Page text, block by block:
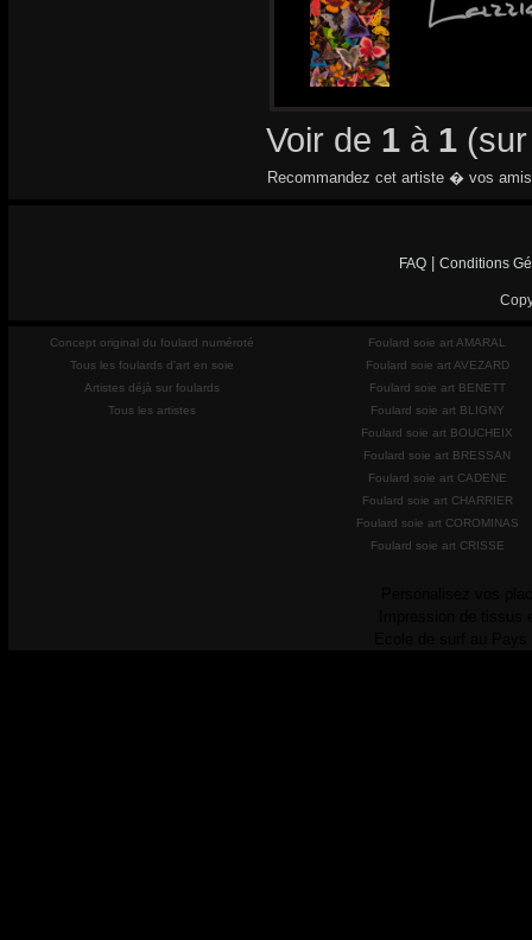
Voir de 1 à 1
Recommandez cet artiste � vos
FAQ Conditions
Concept original du foulard numéroté
Tous les foulards d'art en soie
Artistes déjà sur foulards
Tous les artistes
Foulard soie art AMARAL
Foulard soie art AVEZARD
Foulard soie art BENETT
Foulard soie art BLIGNY
Foulard soie art BOUCHEIX
Foulard soie art BRESSAN
Foulard soie art CADENE
Foulard soie art CHARRIER
Foulard soie art COROMINAS
Foulard soie art CRISSE